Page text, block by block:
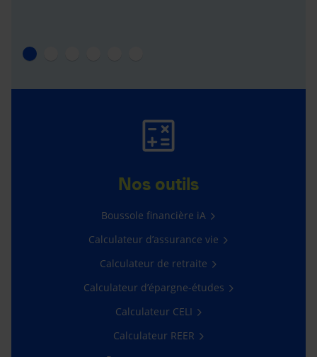
Nos outils
Boussole financière iA
Calculateur d’assurance vie
Calculateur de retraite
Calculateur d’épargne-études
Calculateur CELI
Calculateur REER